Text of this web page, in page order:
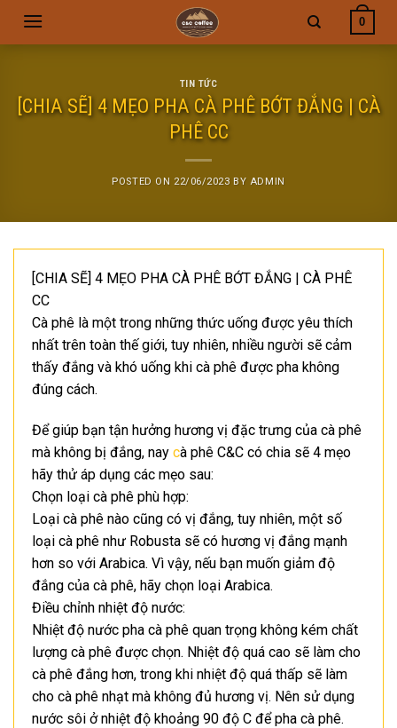
0
TIN TỨC
[CHIA SẼ] 4 MẸO PHA CÀ PHÊ BỚT ĐẮNG | CÀ
PHÊ CC
POSTED ON 22/06/2023 BY ADMIN
[CHIA SẼ] 4 MẸO PHA CÀ PHÊ BỚT ĐẮNG | CÀ PHÊ
CC
Cà phê là một trong những thức uống được yêu thích
nhất trên toàn thế giới, tuy nhiên, nhiều người sẽ cảm
thấy đắng và khó uống khi cà phê được pha không
đúng cách.
Để giúp bạn tận hưởng hương vị đặc trưng của cà phê
mà không bị đắng, nay cà phê C&C có chia sẽ 4 mẹo
hãy thử áp dụng các mẹo sau:
Chọn loại cà phê phù hợp:
Loại cà phê nào cũng có vị đắng, tuy nhiên, một số
loại cà phê như Robusta sẽ có hương vị đắng mạnh
hơn so với Arabica. Vì vậy, nếu bạn muốn giảm độ
đắng của cà phê, hãy chọn loại Arabica.
Điều chỉnh nhiệt độ nước:
Nhiệt độ nước pha cà phê quan trọng không kém chất
lượng cà phê được chọn. Nhiệt độ quá cao sẽ làm cho
cà phê đắng hơn, trong khi nhiệt độ quá thấp sẽ làm
cho cà phê nhạt mà không đủ hương vị. Nên sử dụng
nước sôi ở nhiệt độ khoảng 90 độ C để pha cà phê.